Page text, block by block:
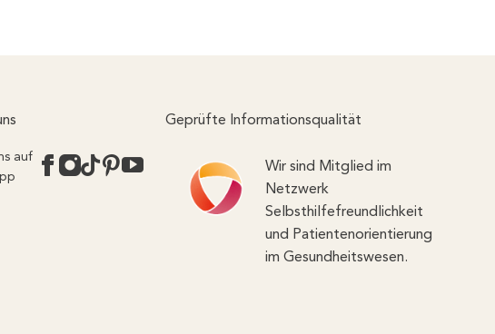
auf
Geprüfte Informationsqualität
Wir sind Mitglied im
Netzwerk
Selbsthilfefreundlichkeit
und Patientenorientierung
im Gesundheitswesen.